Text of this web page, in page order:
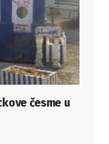
česme u